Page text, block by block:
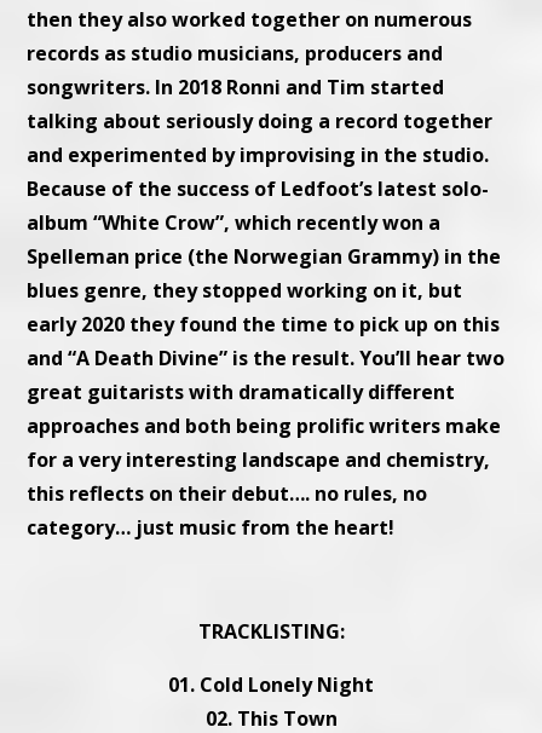
then they also worked together on numerous
records as studio musicians, producers and
songwriters. In 2018 Ronni and Tim started
talking about seriously doing a record together
and experimented by improvising in the studio.
Because of the success of Ledfoot’s latest solo-
album “White Crow”, which recently won a
Spelleman price (the Norwegian Grammy) in the
blues genre, they stopped working on it, but
early 2020 they found the time to pick up on this
and “A Death Divine” is the result. You’ll hear two
great guitarists with dramatically different
approaches and both being prolific writers make
for a very interesting landscape and chemistry,
this reflects on their debut…. no rules, no
category… just music from the heart!
TRACKLISTING:
01. Cold Lonely Night
02. This Town